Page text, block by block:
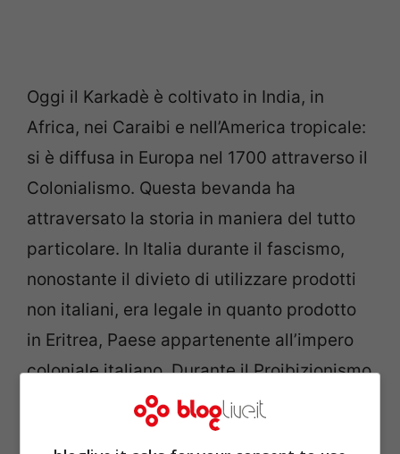
Oggi il Karkadè è coltivato in India, in
Africa, nei Caraibi e nell’America tropicale:
si è diffusa in Europa nel 1700 attraverso il
Colonialismo. Questa bevanda ha
attraversato la storia in maniera del tutto
particolare. In Italia durante il fascismo,
nonostante il divieto di utilizzare prodotti
non italiani, era legale in quanto prodotto
in Eritrea, Paese appartenente all’impero
coloniale italiano. Durante il Proibizionismo
negli Stati Uniti era bevuta al posto del
vino, in quanto il suo colore richiamava